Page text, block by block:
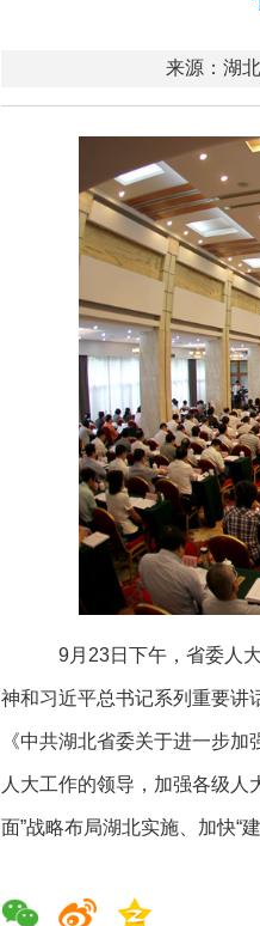
来源：湖
9月23日下午，省委人
神和习近平总书记系列重要讲
《中共湖北省委关于进一步
人大工作的领导，加强各级
面”战略布局湖北实施、加快“